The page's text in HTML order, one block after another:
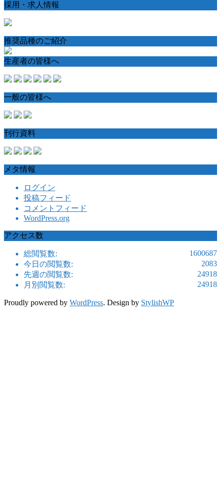
採用・求人情報
推奨品種のご紹介
生産者の皆様へ
一般の皆様へ
刊行資料
メタ情報
ログイン
投稿フィード
コメントフィード
WordPress.org
アクセス数
1600687
総閲覧数:
2083
今日の閲覧数:
24918
先週の閲覧数:
24918
月別閲覧数:
Proudly powered by WordPress. Design by StylishWP